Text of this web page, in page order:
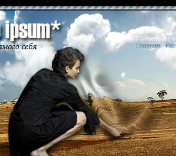
09.08.2026
Главная |